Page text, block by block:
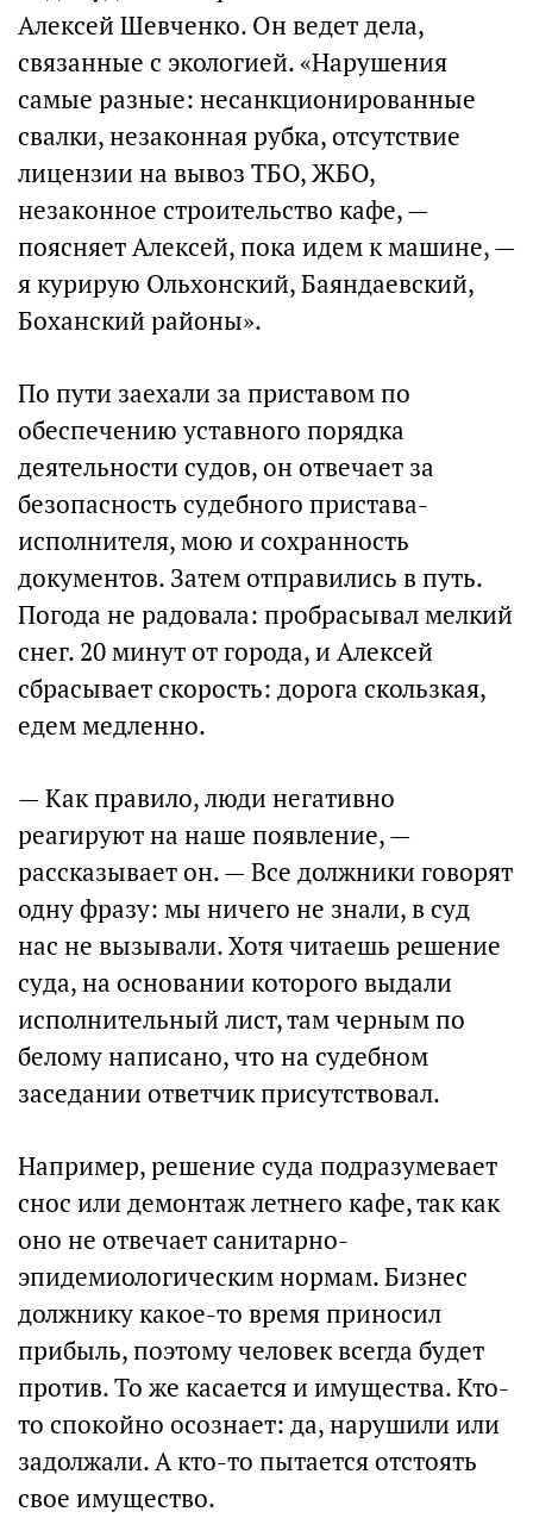
Алексей Шевченко. Он ведет дела,
связанные с экологией. «Нарушения
самые разные: несанкционированные
свалки, незаконная рубка, отсутствие
лицензии на вывоз ТБО, ЖБО,
незаконное строительство кафе, —
поясняет Алексей, пока идем к машине, —
я курирую Ольхонский, Баяндаевский,
Боханский районы».
По пути заехали за приставом по
обеспечению уставного порядка
деятельности судов, он отвечает за
безопасность судебного пристава-
исполнителя, мою и сохранность
документов. Затем отправились в путь.
Погода не радовала: пробрасывал мелкий
снег. 20 минут от города, и Алексей
сбрасывает скорость: дорога скользкая,
едем медленно.
— Как правило, люди негативно
реагируют на наше появление, —
рассказывает он. — Все должники говорят
одну фразу: мы ничего не знали, в суд
нас не вызывали. Хотя читаешь решение
суда, на основании которого выдали
исполнительный лист, там черным по
белому написано, что на судебном
заседании ответчик присутствовал.
Например, решение суда подразумевает
снос или демонтаж летнего кафе, так как
оно не отвечает санитарно-
эпидемиологическим нормам. Бизнес
должнику какое-то время приносил
прибыль, поэтому человек всегда будет
против. То же касается и имущества. Кто-
то спокойно осознает: да, нарушили или
задолжали. А кто-то пытается отстоять
свое имущество.